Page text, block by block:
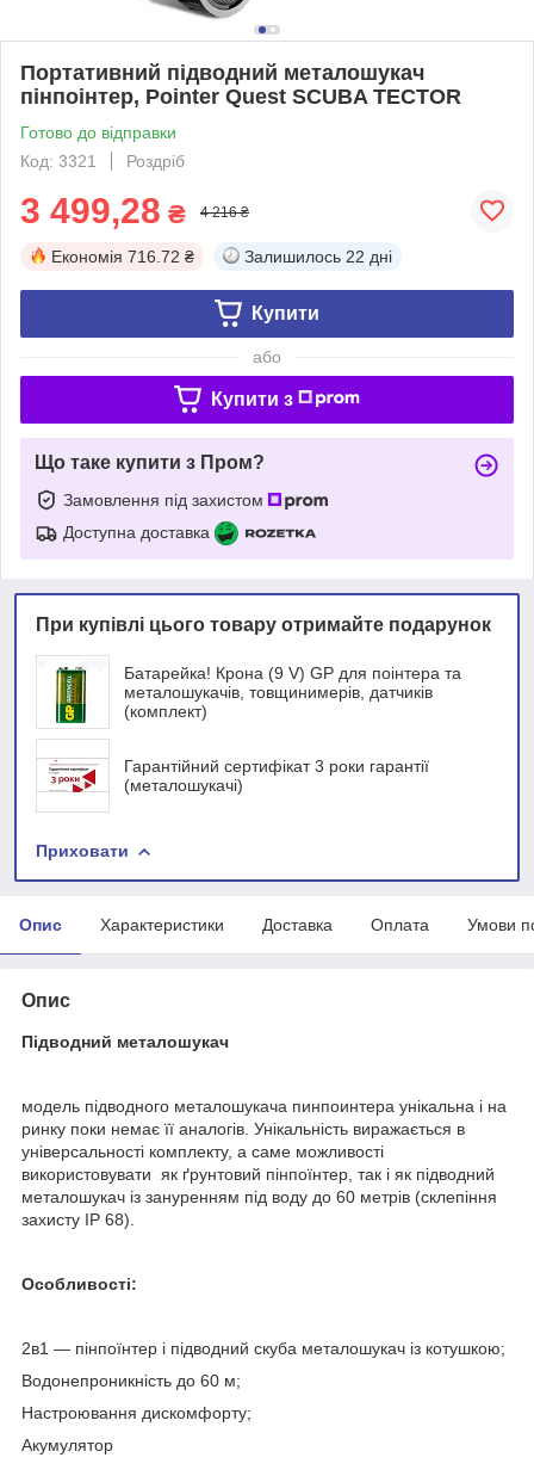
Портативний підводний металошукач
пінпоінтер, Рointer Quest SCUBA TECTOR
Готово до відправки
Код: 3321
Роздріб
3 499,28 ₴ 4 216 ₴
Економія 716.72 ₴ Залишилось 22 дні
Купити
або
Купити з
Що таке купити з Пром?
Замовлення під захистом
Доступна доставка
При купівлі цього товару отримайте подарунок
Батарейка! Крона (9 V) GP для поінтера та
металошукачів, товщинимерів, датчиків
(комплект)
Гарантійний сертифікат 3 роки гарантії
(металошукачі)
Приховати
Опис Характеристики Доставка Оплата Умови
Опис
Підводний металошукач
модель підводного металошукача пинпоинтера унікальна і на
ринку поки немає її аналогів. Унікальність виражається в
універсальності комплекту, а саме можливості
використовувати як ґрунтовий пінпоїнтер, так і як підводний
металошукач із зануренням під воду до 60 метрів (склепіння
захисту IP 68).
Особливості:
2в1 — пінпоїнтер і підводний скуба металошукач із котушкою;
Водонепроникність до 60 м;
Настроювання дискомфорту;
Акумулятор